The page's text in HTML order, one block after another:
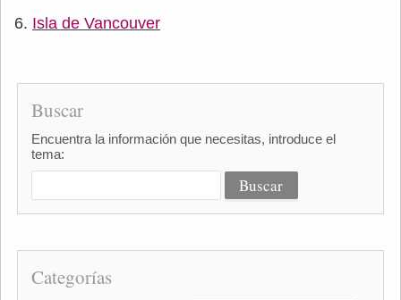
Isla de Vancouver
Buscar
Encuentra la información que necesitas, introduce el
tema:
Categorías